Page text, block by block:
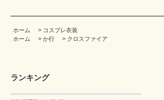
ホーム > コスプレ衣装
ホーム
> か行 > クロスファイア
ランキング